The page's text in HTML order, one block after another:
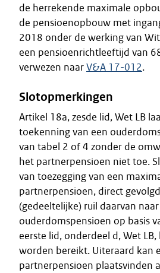
de herrekende maximale
de pensioenopbouw met
2018 onder de werking van
een pensioenrichtleeftijd van
verwezen naarV&A 17-012.
Slotopmerkingen
Artikel 18a, zesde lid, Wet LB
toekenning van een
van tabel 2 of 4 zonder de
het partnerpensioen niet toe.
van toezegging van een
partnerpensioen, direct
(gedeeltelijke) ruil daarvan
ouderdomspensioen op basis
eerste lid, onderdeel d, Wet
worden bereikt. Uiteraard kan
partnerpensioen plaatsvinden